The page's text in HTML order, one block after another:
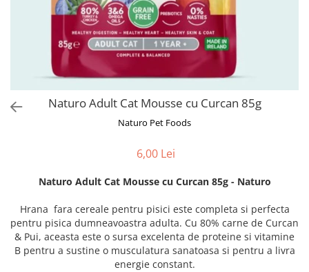
Hrana umeda
Recompense caini
Jucarii
Custi si Genti de Transport
Diete veterinare
Hainute
Naturo Adult Cat Mousse cu Curcan 85g
Naturo Pet Foods
6,00 Lei
Naturo Adult Cat Mousse cu Curcan 85g - Naturo
Hrana fara cereale pentru pisici este completa si perfecta
pentru pisica dumneavoastra adulta. Cu 80% carne de Curcan
& Pui, aceasta este o sursa excelenta de proteine si vitamine
B pentru a sustine o musculatura sanatoasa si pentru a livra
energie constant.